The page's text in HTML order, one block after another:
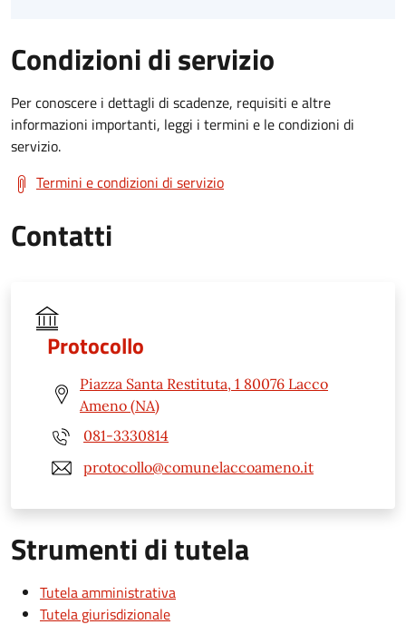
Condizioni di servizio
Per conoscere i dettagli di scadenze, requisiti e altre
informazioni importanti, leggi i termini e le condizioni di
servizio.
Termini e condizioni di servizio
Contatti
Protocollo
Piazza Santa Restituta, 1 80076 Lacco
Ameno (NA)
081-3330814
protocollo@comunelaccoameno.it
Strumenti di tutela
Tutela amministrativa
Tutela giurisdizionale